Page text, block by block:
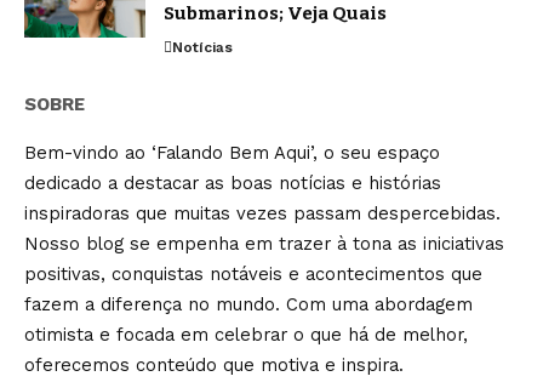
Submarinos; Veja Quais
Notícias
SOBRE
Bem-vindo ao ‘Falando Bem Aqui’, o seu espaço
dedicado a destacar as boas notícias e histórias
inspiradoras que muitas vezes passam despercebidas.
Nosso blog se empenha em trazer à tona as iniciativas
positivas, conquistas notáveis e acontecimentos que
fazem a diferença no mundo. Com uma abordagem
otimista e focada em celebrar o que há de melhor,
oferecemos conteúdo que motiva e inspira.